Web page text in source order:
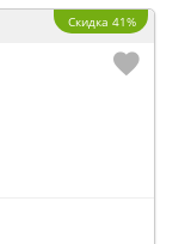
Скидка 41%